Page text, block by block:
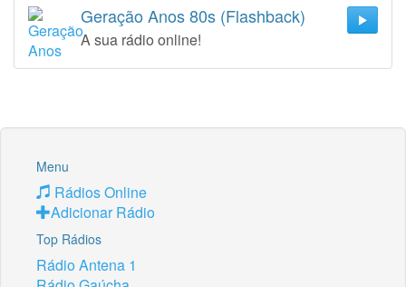
Geração Anos 80s (Flashback)
A sua rádio online!
Menu
Rádios Online
Adicionar Rádio
Top Rádios
Rádio Antena 1